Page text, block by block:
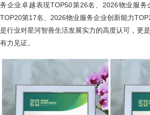
务企业卓越表现TOP50第26名、2026物业服
TOP20第17名、2026物业服务企业创新能力
是行业对星河智善生活发展实力的高度认可，更
有力见证。